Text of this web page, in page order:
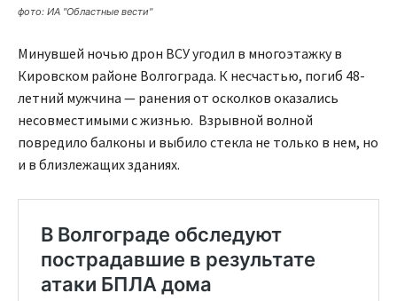
фото: ИА "Областные вести"
Минувшей ночью дрон ВСУ угодил в многоэтажку в
Кировском районе Волгограда. К несчастью, погиб 48-
летний мужчина — ранения от осколков оказались
несовместимыми с жизнью. Взрывной волной
повредило балконы и выбило стекла не только в нем, но
и в близлежащих зданиях.